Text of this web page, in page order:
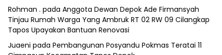
Rohman . pada Anggota Dewan Depok Ade Firmansyah
Tinjau Rumah Warga Yang Ambruk RT 02 RW 09 Cilangkap
Tapos Upayakan Bantuan Renovasi
Juaeni pada Pembangunan Posyandu Pokmas Teratai 11